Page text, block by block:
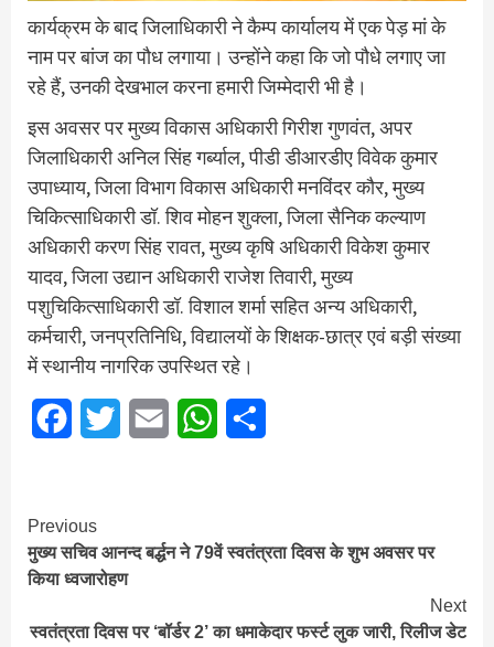
कार्यक्रम के बाद जिलाधिकारी ने कैम्प कार्यालय में एक पेड़ मां के
नाम पर बांज का पौध लगाया। उन्होंने कहा कि जो पौधे लगाए जा
रहे हैं, उनकी देखभाल करना हमारी जिम्मेदारी भी है।
इस अवसर पर मुख्य विकास अधिकारी गिरीश गुणवंत, अपर
जिलाधिकारी अनिल सिंह गर्ब्याल, पीडी डीआरडीए विवेक कुमार
उपाध्याय, जिला विभाग विकास अधिकारी मनविंदर कौर, मुख्य
चिकित्साधिकारी डॉ. शिव मोहन शुक्ला, जिला सैनिक कल्याण
अधिकारी करण सिंह रावत, मुख्य कृषि अधिकारी विकेश कुमार
यादव, जिला उद्यान अधिकारी राजेश तिवारी, मुख्य
पशुचिकित्साधिकारी डॉ. विशाल शर्मा सहित अन्य अधिकारी,
कर्मचारी, जनप्रतिनिधि, विद्यालयों के शिक्षक-छात्र एवं बड़ी संख्या
में स्थानीय नागरिक उपस्थित रहे।
FacebookTwitter Email WhatsApp
Continue
Reading
Previous
मुख्य सचिव आनन्द बर्द्धन ने 79वें स्वतंत्रता दिवस के शुभ अवसर पर
किया ध्वजारोहण
Next
स्वतंत्रता दिवस पर ‘बॉर्डर 2’ का धमाकेदार फर्स्ट लुक जारी, रिलीज डेट